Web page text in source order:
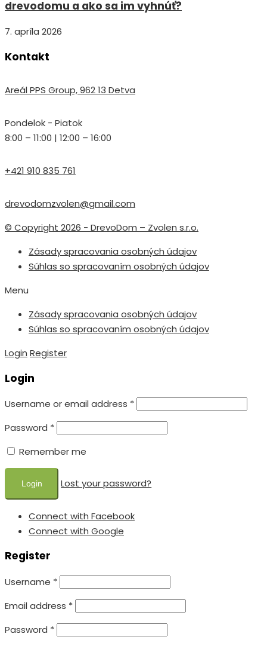
drevodomu a ako sa im vyhnúť?
7. apríla 2026
Kontakt
Areál PPS Group, 962 13 Detva
Pondelok - Piatok
8:00 – 11:00 | 12:00 – 16:00
+421 910 835 761
drevodomzvolen@gmail.com
© Copyright 2026 - DrevoDom – Zvolen s.r.o.
Zásady spracovania osobných údajov
Súhlas so spracovaním osobných údajov
Menu
Zásady spracovania osobných údajov
Súhlas so spracovaním osobných údajov
Login Register
Login
Username or email address *
Password *
Remember me
Lost your password?
Connect with Facebook
Connect with Google
Register
Username *
Email address *
Password *